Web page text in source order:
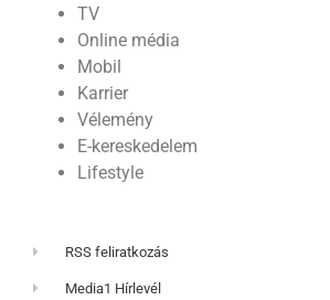
TV
Online média
Mobil
Karrier
Vélemény
E-kereskedelem
Lifestyle
RSS feliratkozás
Media1 Hírlevél